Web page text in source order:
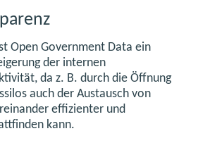
Open Government Data ein
der internen
da z. B. durch die Öffnung
auch der Austausch von
effizienter und
kann.